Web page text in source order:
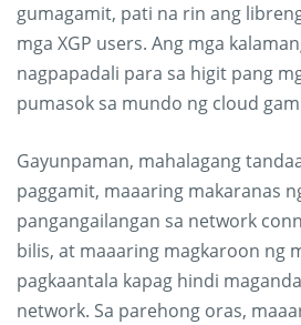
gumagamit, pati na rin ang
mga XGP users. Ang mga
nagpapadali para sa higit pang
pumasok sa mundo ng cloud
Gayunpaman, mahalagang
paggamit, maaaring makaranas
pangangailangan sa network
bilis, at maaaring magkaroon ng
pagkaantala kapag hindi
network. Sa parehong oras,